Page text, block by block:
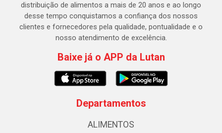
distribuição de alimentos a mais de 20 anos e ao longo
desse tempo conquistamos a confiança dos nossos
clientes e fornecedores pela qualidade, pontualidade e o
nosso atendimento de excelência.
Baixe já o APP da Lutan
Departamentos
ALIMENTOS